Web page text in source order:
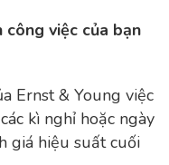
việc của bạn
Ernst & Young việc
kì nghỉ hoặc ngày
giá hiệu suất cuối